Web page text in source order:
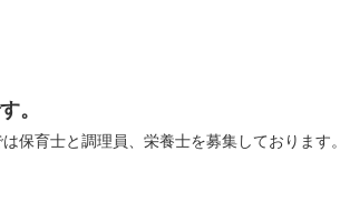
。
保育士と調理員、栄養士を募集しております。